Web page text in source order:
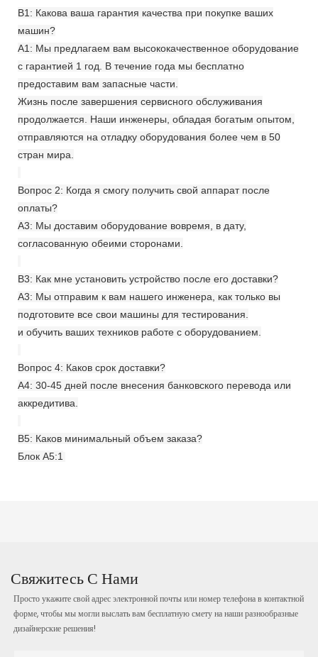
В1: Какова ваша гарантия качества при покупке ваших
машин?
A1: Мы предлагаем вам высококачественное оборудование
с гарантией 1 год. В течение года мы бесплатно
предоставим вам запасные части.
Жизнь после завершения сервисного обслуживания
продолжается. Наши инженеры, обладая богатым опытом,
отправляются на отладку оборудования более чем в 50
стран мира.
Вопрос 2: Когда я смогу получить свой аппарат после
оплаты?
A3: Мы доставим оборудование вовремя, в дату,
согласованную обеими сторонами.
В3: Как мне установить устройство после его доставки?
A3: Мы отправим к вам нашего инженера, как только вы
подготовите все свои машины для тестирования.
и обучить ваших техников работе с оборудованием.
Вопрос 4: Каков срок доставки?
A4: 30-45 дней после внесения банковского перевода или
аккредитива.
В5: Каков минимальный объем заказа?
Блок A5:1
Свяжитесь С Нами
Просто укажите свой адрес электронной почты или номер телефона в контактной
форме, чтобы мы могли выслать вам бесплатную смету на наши разнообразные
дизайнерские решения!